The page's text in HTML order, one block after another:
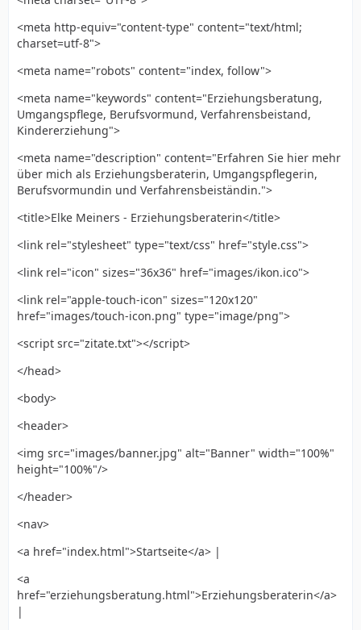
<meta http-equiv="content-type" content="text/html;
charset=utf-8">
<meta name="robots" content="index, follow">
<meta name="keywords" content="Erziehungsberatung,
Umgangspflege, Berufsvormund, Verfahrensbeistand,
Kindererziehung">
<meta name="description" content="Erfahren Sie hier mehr
über mich als Erziehungsberaterin, Umgangspflegerin,
Berufsvormundin und Verfahrensbeiständin.">
<title>Elke Meiners - Erziehungsberaterin</title>
<link rel="stylesheet" type="text/css" href="style.css">
<link rel="icon" sizes="36x36" href="images/ikon.ico">
<link rel="apple-touch-icon" sizes="120x120"
href="images/touch-icon.png" type="image/png">
<script src="zitate.txt"></script>
</head>
<body>
<header>
<img src="images/banner.jpg" alt="Banner" width="100%"
height="100%"/>
</header>
<nav>
<a href="index.html">Startseite</a> |
<a
href="erziehungsberatung.html">Erziehungsberaterin</a>
|